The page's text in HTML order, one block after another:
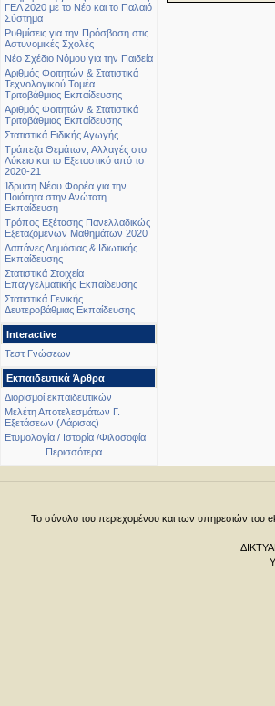
ΓΕΛ 2020 με το Νέο και το Παλαιό
Σύστημα
Ρυθμίσεις για την Πρόσβαση στις
Αστυνομικές Σχολές
Νέο Σχέδιο Νόμου για την Παιδεία
Αριθμός Φοιτητών & Στατιστικά
Τεχνολογικού Τομέα
Τριτοβάθμιας Εκπαίδευσης
Αριθμός Φοιτητών & Στατιστικά
Τριτοβάθμιας Εκπαίδευσης
Στατιστικά Ειδικής Αγωγής
Τράπεζα Θεμάτων, Αλλαγές στο
Λύκειο και το Εξεταστικό από το
2020-21
Ίδρυση Νέου Φορέα για την
Ποιότητα στην Ανώτατη
Εκπαίδευση
Τρόπος Εξέτασης Πανελλαδικώς
Εξεταζόμενων Μαθημάτων 2020
Δαπάνες Δημόσιας & Ιδιωτικής
Εκπαίδευσης
Στατιστικά Στοιχεία
Επαγγελματικής Εκπαίδευσης
Στατιστικά Γενικής
Δευτεροβάθμιας Εκπαίδευσης
Interactive
Τεστ Γνώσεων
Εκπαιδευτικά Άρθρα
Διορισμοί εκπαιδευτικών
Μελέτη Αποτελεσμάτων Γ.
Εξετάσεων (Λάρισας)
Ετυμολογία / Ιστορία /Φιλοσοφία
Περισσότερα ...
Το σύνολο του περιεχομένου και των υπηρεσιών του